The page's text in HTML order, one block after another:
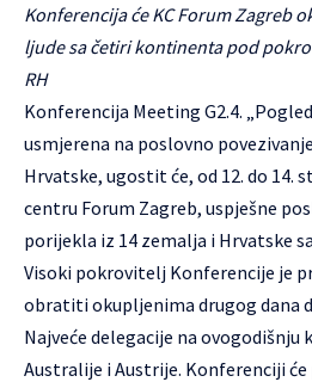
Konferencija će KC Forum Zagreb
ljude sa četiri kontinenta pod
RH
Konferencija Meeting G2.4.
usmjerena na poslovno
Hrvatske, ugostit će, od 12. do 14.
centru Forum Zagreb, uspješne
porijekla iz 14 zemalja i Hrvatske
Visoki pokrovitelj Konferencije je
obratiti okupljenima drugog dana
Najveće delegacije na ovogodišnju
Australije i Austrije. Konferenciji